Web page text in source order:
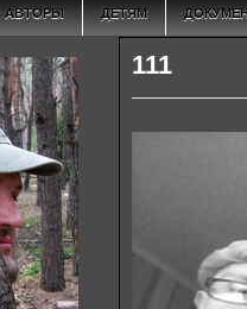
АВТОРЫ ДЕТЯМ
111